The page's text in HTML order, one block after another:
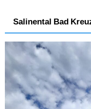
Salinental Bad